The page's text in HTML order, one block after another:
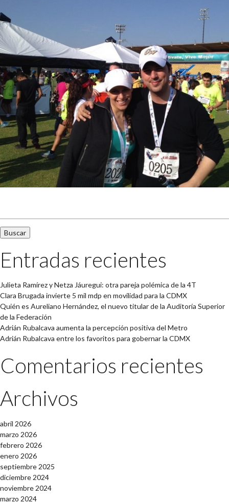
Entradas recientes
Julieta Ramírez y Netza Jáuregui: otra pareja polémica de la 4T
Clara Brugada invierte 5 mil mdp en movilidad para la CDMX
Quién es Aureliano Hernández, el nuevo titular de la Auditoría Superior
de la Federación
Adrián Rubalcava aumenta la percepción positiva del Metro
Adrián Rubalcava entre los favoritos para gobernar la CDMX
Comentarios recientes
Archivos
abril 2026
marzo 2026
febrero 2026
enero 2026
septiembre 2025
diciembre 2024
noviembre 2024
marzo 2024